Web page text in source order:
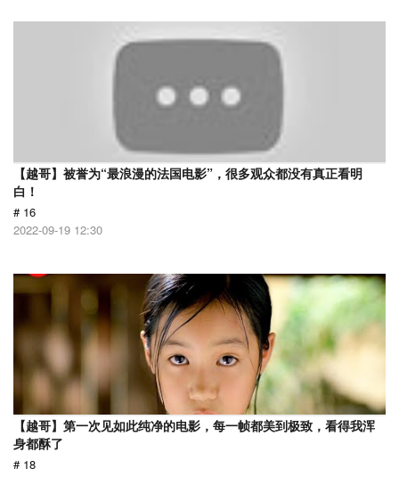
【越哥】被誉为“最浪漫的法国电影”，很多观众都没有真正看明
白！
# 16
2022-09-19 12:30
【越哥】第一次见如此纯净的电影，每一帧都美到极致，看得我浑
身都酥了
# 18